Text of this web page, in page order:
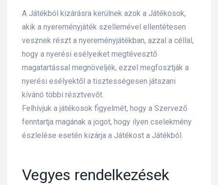
A Játékból kizárásra kerülnek azok a Játékosok,
akik a nyereményjáték szellemével ellentétesen
vesznek részt a nyereményjátékban, azzal a céllal,
hogy a nyerési esélyeiket megtévesztő
magatartással megnöveljék, ezzel megfosztják a
nyerési esélyektől a tisztességesen játszani
kívánó többi résztvevőt.
Felhívjuk a játékosok figyelmét, hogy a Szervező
fenntartja magának a jogot, hogy ilyen cselekmény
észlelése esetén kizárja a Játékost a Játékból.
Vegyes rendelkezések